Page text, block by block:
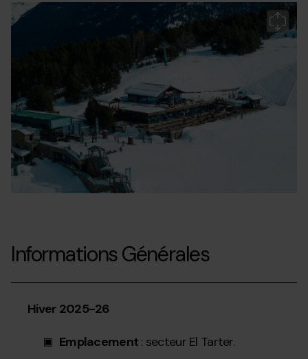
Restaurante
L'Arrosserie
Grandvalira
Informations Générales
Hiver 2025-26
Emplacement : secteur El Tarter.